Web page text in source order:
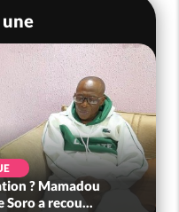
une
? Mamadou
Soro a recou...